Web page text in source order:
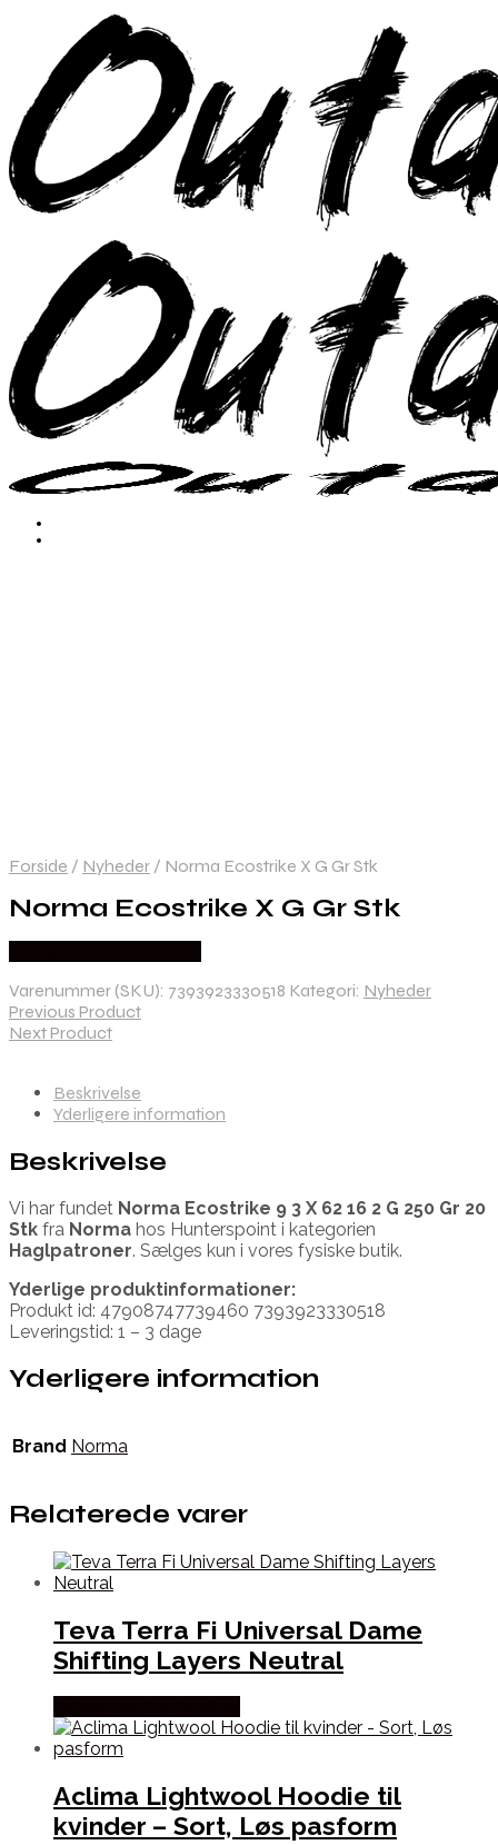
Forside / Nyheder / Norma Ecostrike X G Gr Stk
Norma Ecostrike X G Gr Stk
Varenummer (SKU): 7393923330518 Kategori: Nyheder
Previous Product
Next Product
Beskrivelse
Yderligere information
Beskrivelse
Vi har fundet Norma Ecostrike 9 3 X 62 16 2 G 250 Gr 20
Stk fra Norma hos Hunterspoint i kategorien
Haglpatroner. Sælges kun i vores fysiske butik.
Yderlige produktinformationer:
Produkt id: 47908747739460 7393923330518
Leveringstid: 1 – 3 dage
Yderligere information
Brand Norma
Relaterede varer
Teva Terra Fi Universal Dame
Shifting Layers Neutral
Aclima Lightwool Hoodie til
kvinder – Sort, Løs pasform